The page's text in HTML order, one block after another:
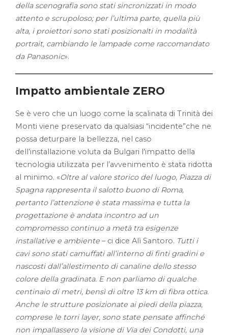
della scenografia sono stati sincronizzati in modo
attento e scrupoloso; per l’ultima parte, quella più
alta, i proiettori sono stati posizionalti in modalità
portrait, cambiando le lampade come raccomandato
da Panasonic».
Impatto ambientale ZERO
Se è vero che un luogo come la scalinata di Trinità dei
Monti viene preservato da qualsiasi “incidente”che ne
possa deturpare la bellezza, nel caso
dell’installazione voluta da Bulgari l’impatto della
tecnologia utilizzata per l’avvenimento è stata ridotta
al minimo. «Oltre al valore storico del luogo, Piazza di
Spagna rappresenta il salotto buono di Roma,
pertanto l’attenzione è stata massima e tutta la
progettazione è andata incontro ad un
compromesso continuo a metà tra esigenze
installative e ambiente – ci dice Alì Santoro. Tutti i
cavi sono stati camuffati all’interno di finti gradini e
nascosti dall’allestimento di canaline dello stesso
colore della gradinata. E non parliamo di qualche
centinaio di metri, bensì di oltre 13 km di fibra ottica.
Anche le strutture posizionate ai piedi della piazza,
comprese le torri layer, sono state pensate affinché
non impallassero la visione di Via dei Condotti, una